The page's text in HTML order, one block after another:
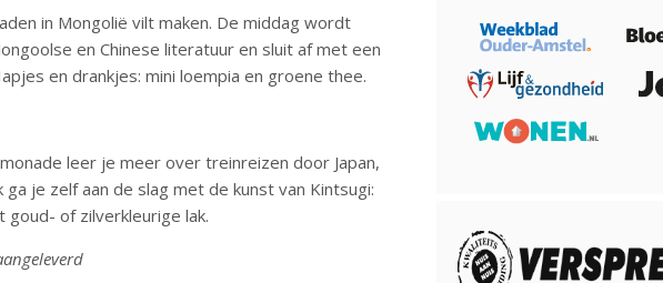
in Mongolië vilt maken. De middag wordt
en Chinese literatuur en sluit af met een
en drankjes: mini loempia en groene thee.
leer je meer over treinreizen door Japan,
je zelf aan de slag met de kunst van Kintsugi:
of zilverkleurige lak.